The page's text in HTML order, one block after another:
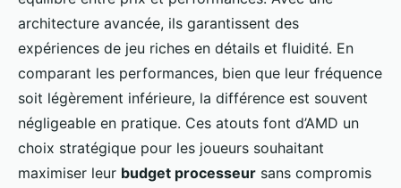
architecture avancée, ils garantissent des
expériences de jeu riches en détails et fluidité. En
comparant les performances, bien que leur fréquence
soit légèrement inférieure, la différence est souvent
négligeable en pratique. Ces atouts font d’AMD un
choix stratégique pour les joueurs souhaitant
maximiser leur budget processeur sans compromis